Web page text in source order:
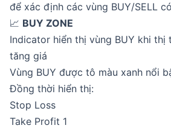
để xác định các vùng BUY/SELL
📈 BUY ZONE
Indicator hiển thị vùng BUY khi thị
tăng giá
Vùng BUY được tô màu xanh nổi
Đồng thời hiển thị:
Stop Loss
Take Profit 1